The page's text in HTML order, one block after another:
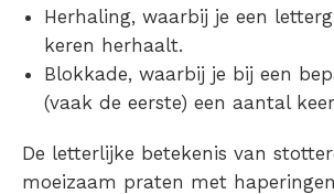
Herhaling, waarbij je een
keren herhaalt.
Blokkade, waarbij je bij een
(vaak de eerste) een aantal
De letterlijke betekenis van
moeizaam praten met